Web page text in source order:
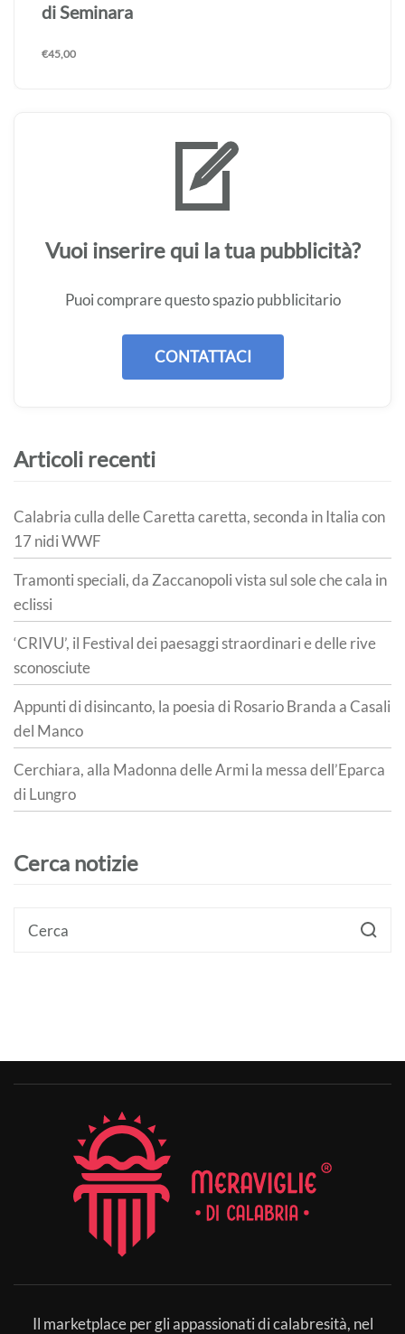
di Seminara
€45,00
Vuoi inserire qui la tua pubblicità?
Puoi comprare questo spazio pubblicitario
CONTATTACI
Articoli recenti
Calabria culla delle Caretta caretta, seconda in Italia con
17 nidi WWF
Tramonti speciali, da Zaccanopoli vista sul sole che cala in
eclissi
‘CRIVU’, il Festival dei paesaggi straordinari e delle rive
sconosciute
Appunti di disincanto, la poesia di Rosario Branda a Casali
del Manco
Cerchiara, alla Madonna delle Armi la messa dell’Eparca
di Lungro
Cerca notizie
Il marketplace per gli appassionati di calabresità, nel